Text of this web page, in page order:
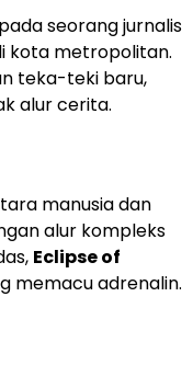
seorang jurnalis
kota metropolitan.
teka-teki baru,
alur cerita.
manusia dan
alur kompleks
Eclipse of
memacu adrenalin.